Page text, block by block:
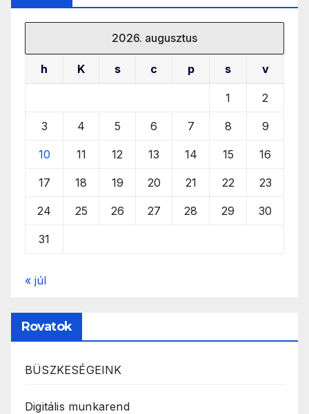
2026. augusztus
h K s c p s v
1 2
3 4 5 6 7 8 9
10 11 12 13 14 15 16
17 18 19 20 21 22 23
24 25 26 27 28 29 30
31
« júl
Rovatok
BÜSZKESÉGEINK
Digitális munkarend